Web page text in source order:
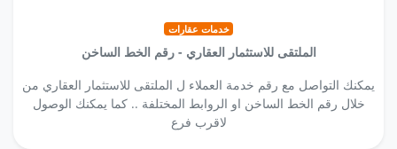
خدمات عقارات
الملتقى للاستثمار العقاري - رقم الخط الساخن
يمكنك التواصل مع رقم خدمة العملاء ل الملتقى للاستثمار العقاري من
خلال رقم الخط الساخن او الروابط المختلفة .. كما يمكنك الوصول
لاقرب فرع